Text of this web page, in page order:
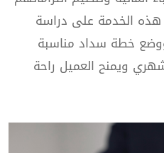
هذه الخدمة على دراسة
خطة سداد مناسبة
ويمنح العميل راحة